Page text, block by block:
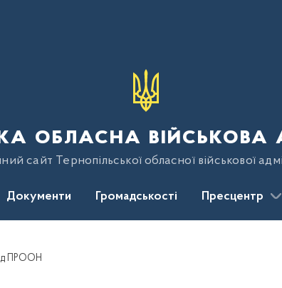
обласна військова
сайт Тернопільської обласної військової
Документи Громадськості Пресцентр
ПРООН